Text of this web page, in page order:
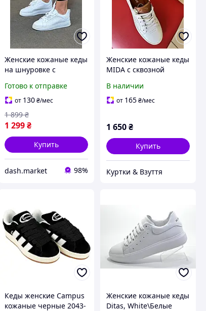
Женские кожаные кеды
на шнуровке с
кроссовки из
натуральной кожи на
Готово к отправке
от 130 ₴/мес
1 299 ₴
1 899 ₴
Купить
dash.market 98%
Женские кожаные кеды
MIDA с сквозной
Коньячные акценты
В наличии
от 165₴/мес
1 650₴
Купить
Куртки & Взуття
Кеды женские Campus
кожаные черные 2043-
Женские кожаные кеды
Ditas, White\Белые